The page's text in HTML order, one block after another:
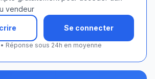
vendeur
Se connecter
• Réponse sous 24h en moyenne